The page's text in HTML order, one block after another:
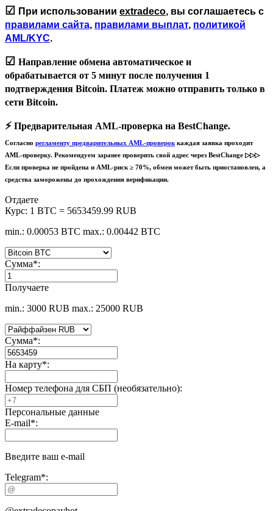
☑ При использовании extradeco, вы соглашаетесь с
правилами сайта, правилами выплат, политикой
AML/KYC.
☑ Направление обмена автоматическое и
обрабатывается от 5 минут после получения 1
подтверждения Bitcoin. Платеж можно отправить только в
сети Bitcoin.
⚡️ Предварительная AML-проверка на BestChange.
Согласно регламенту предварительных AML-проверок каждая заявка проходит
AML-проверку. Рекомендуем заранее проверить свой адрес через BestChange ▷▷▷
Если проверка не пройдена и AML-риск ≥ 70%, обмен может быть приостановлен, а
средства заморожены до прохождения верификации.
Отдаете
Курс: 1 BTC = 5653459.99 RUB
min.: 0.00053 BTC max.: 0.00442 BTC
Сумма*:
Получаете
min.: 3000 RUB max.: 25000 RUB
Сумма*:
На карту*:
Номер телефона для СБП (необязательно):
Персональные данные
E-mail*:
Введите ваш e-mail
Telegram*: